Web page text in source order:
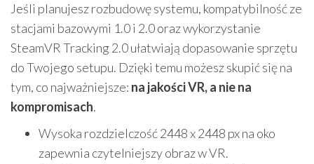
Jeśli planujesz rozbudowę systemu, kompatybilność ze
stacjami bazowymi 1.0 i 2.0 oraz wykorzystanie
SteamVR Tracking 2.0 ułatwiają dopasowanie sprzętu
do Twojego setupu. Dzięki temu możesz skupić się na
tym, co najważniejsze: na jakości VR, a nie na
kompromisach.
Wysoka rozdzielczość 2448 x 2448 px na oko
zapewnia czytelniejszy obraz w VR.